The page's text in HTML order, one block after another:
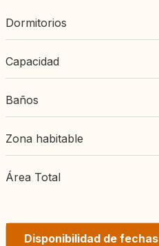
Dormitorios
Capacidad
Baños
Zona habitable
Área Total
Disponibilidad de fechas